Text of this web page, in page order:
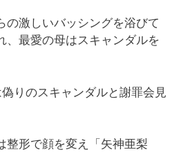
の激しいバッシングを浴びて
、最愛の母はスキャンダルを
りのスキャンダルと謝罪会見
整形で顔を変え「矢神亜梨